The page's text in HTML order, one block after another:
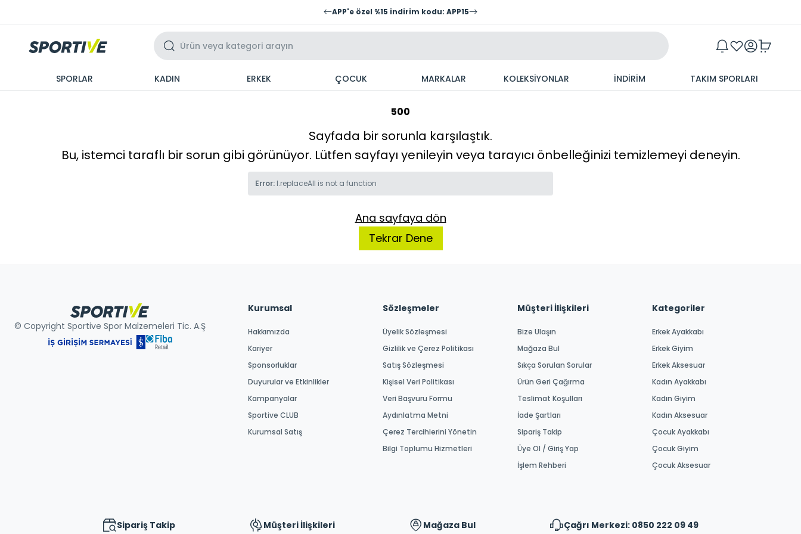
APP'e özel %15 indirim kodu: APP15
SPORLAR KADIN ERKEK ÇOCUK MARKALAR KOLEKSİYONLAR İNDİRİM TAKIM SPORLARI
500
Sayfada bir sorunla karşılaştık.
Bu, istemci taraflı bir sorun gibi görünüyor. Lütfen sayfayı yenileyin veya tarayıcı önbelleğinizi temizlemeyi deneyin.
Error: l.replaceAll is not a function
Ana sayfaya dön
Tekrar Dene
© Copyright Sportive Spor Malzemeleri Tic. A.Ş
Kurumsal
Hakkımızda
Kariyer
Sponsorluklar
Duyurular ve Etkinlikler
Kampanyalar
Sportive CLUB
Kurumsal Satış
Sözleşmeler
Üyelik Sözleşmesi
Gizlilik ve Çerez Politikası
Satış Sözleşmesi
Kişisel Veri Politikası
Veri Başvuru Formu
Aydınlatma Metni
Çerez Tercihlerini Yönetin
Bilgi Toplumu Hizmetleri
Müşteri İlişkileri
Bize Ulaşın
Mağaza Bul
Sıkça Sorulan Sorular
Ürün Geri Çağırma
Teslimat Koşulları
İade Şartları
Sipariş Takip
Üye Ol / Giriş Yap
İşlem Rehberi
Kategoriler
Erkek Ayakkabı
Erkek Giyim
Erkek Aksesuar
Kadın Ayakkabı
Kadın Giyim
Kadın Aksesuar
Çocuk Ayakkabı
Çocuk Giyim
Çocuk Aksesuar
Sipariş Takip Müşteri İlişkileri Mağaza Bul Çağrı Merkezi: 0850 222 09 49